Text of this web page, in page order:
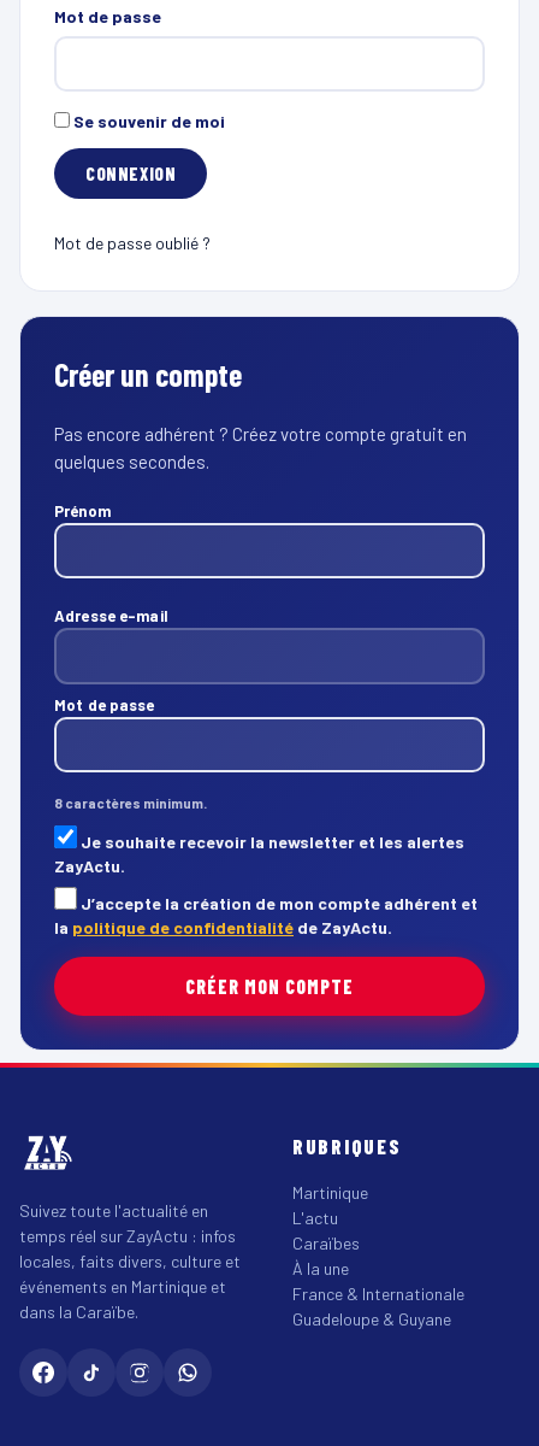
Mot de passe
Se souvenir de moi
Mot de passe oublié ?
Créer un compte
Pas encore adhérent ? Créez votre compte gratuit en
quelques secondes.
Prénom
Adresse e-mail
Mot de passe
8 caractères minimum.
Je souhaite recevoir la newsletter et les alertes
ZayActu.
J’accepte la création de mon compte adhérent et
la politique de confidentialité de ZayActu.
CRÉER MON COMPTE
Suivez toute l'actualité en
temps réel sur ZayActu : infos
locales, faits divers, culture et
événements en Martinique et
dans la Caraïbe.
RUBRIQUES
Martinique
L'actu
Caraïbes
À la une
France & Internationale
Guadeloupe & Guyane